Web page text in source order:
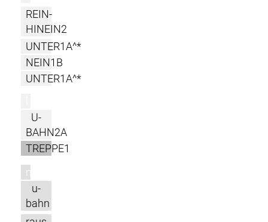
REIN-
HINEIN2
UNTER1A^*
NEIN1B
UNTER1A^*
U-
BAHN2A
TREPPE1
m
u-
bahn